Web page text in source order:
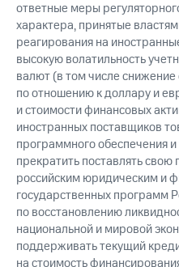
ответные меры
характера, принятые
реагирования на
высокую волатильность
валют (в том числе снижение
по отношению к доллару и
и стоимости финансовых
иностранных поставщиков
программного обеспечения
прекратить поставлять свою
российским юридическим и
государственных программ
по восстановлению
национальной и мировой
поддерживать текущий